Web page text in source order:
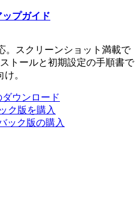
プガイド
。スクリーンショット満載で
トールと初期設定の手順書で
。
ウンロード
ク版を購入
ック版の購入